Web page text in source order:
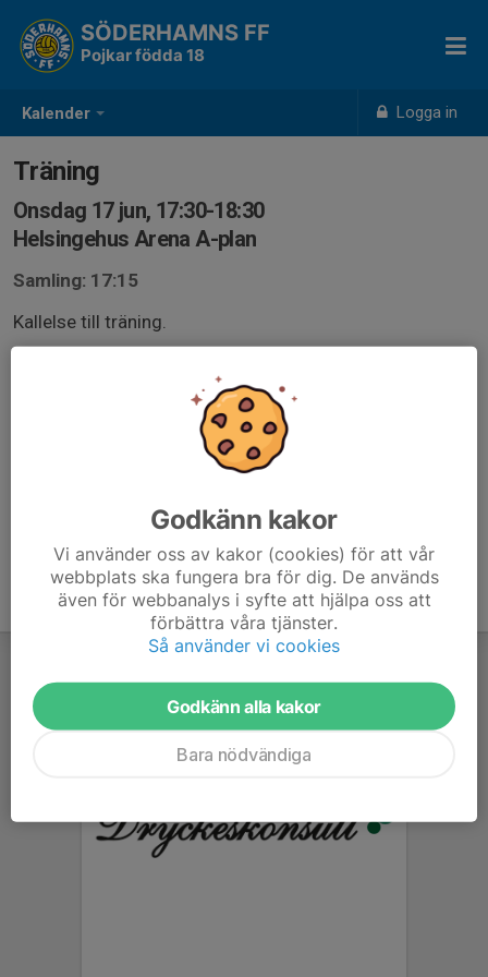
Kalender Logga in
SÖDERHAMNS FF
Pojkar födda 18
Träning
Onsdag 17 jun, 17:30-18:30
Helsingehus Arena A-plan
Samling: 17:15
Kallelse till träning.
OBS! Kom ihåg att svara på kallelsen och det i god tid!
Godkänn kakor
Vi använder oss av kakor (cookies) för att vår
webbplats ska fungera bra för dig. De används
även för webbanalys i syfte att hjälpa oss att
förbättra våra tjänster.
Så använder vi cookies
Godkänn alla kakor
Bara nödvändiga